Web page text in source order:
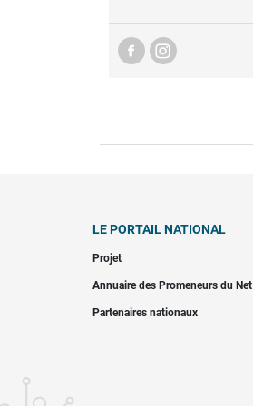
LE PORTAIL NATIONAL
Projet
Annuaire des Promeneurs du Net
Partenaires nationaux